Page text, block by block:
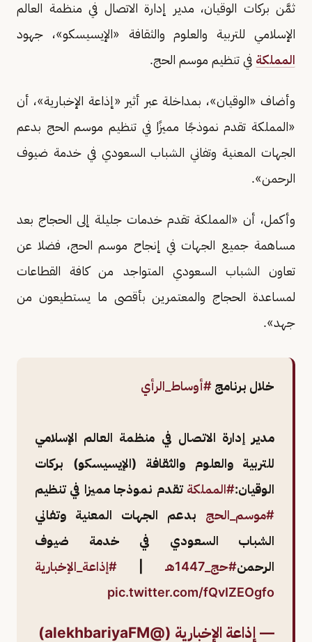
ثمَّن بركات الوقيان، مدير إدارة الاتصال في منظمة العالم
الإسلامي للتربية والعلوم والثقافة «الإيسيسكو»، جهود
المملكة في تنظيم موسم الحج.
وأضاف «الوقيان»، بمداخلة عبر أثير «إذاعة الإخبارية»، أن
«المملكة تقدم نموذجًا مميزًا في تنظيم موسم الحج بدعم
الجهات المعنية وتفاني الشباب السعودي في خدمة ضيوف
الرحمن».
وأكمل، أن «المملكة تقدم خدمات جليلة إلى الحجاج بعد
مساهمة جميع الجهات في إنجاح موسم الحج، فضلا عن
تعاون الشباب السعودي المتواجد من كافة القطاعات
لمساعدة الحجاج والمعتمرين بأقصى ما يستطيعون من
جهد».
خلال برنامج #أوساط_الرأي
مدير إدارة الاتصال في منظمة العالم الإسلامي
للتربية والعلوم والثقافة (الإيسيسكو) بركات
الوقيان:#المملكة تقدم نموذجا مميزا في تنظيم
#موسم_الحج بدعم الجهات المعنية وتفاني
الشباب السعودي في خدمة ضيوف
الرحمن#حج_1447هـ
#إذاعة_الإخبارية
pic.twitter.com/fQvIZEOgfo
— إذاعة الإخبارية (@alekhbariyaFM)